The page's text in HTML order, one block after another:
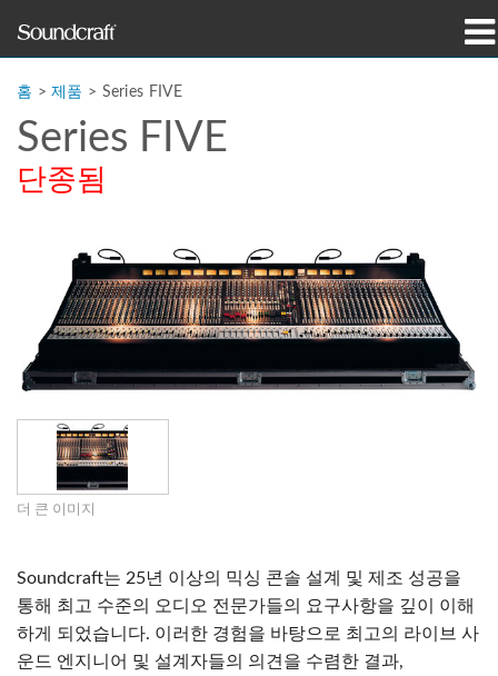
사례 연구 및 뉴스
구매처
연혁
언어/지역
홈 >제품 > Series FIVE
Series FIVE
단종됨
더 큰 이미지
Soundcraft는 25년 이상의 믹싱 콘솔 설계 및 제조 성공을
통해 최고 수준의 오디오 전문가들의 요구사항을 깊이 이해
하게 되었습니다. 이러한 경험을 바탕으로 최고의 라이브 사
운드 엔지니어 및 설계자들의 의견을 수렴한 결과,